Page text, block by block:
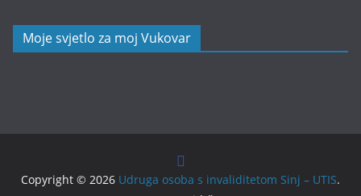
Moje svjetlo za moj Vukovar
Copyright © 2026 Udruga osoba s invaliditetom Sinj – UTIS.